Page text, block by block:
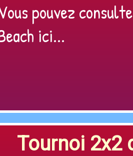
pouvez
ici...
Tournoi 2x2